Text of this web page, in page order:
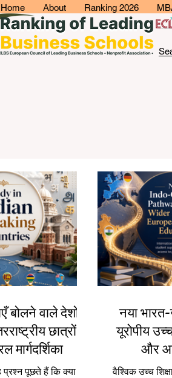
Home About Ranking 2026
बोलने वाले देशों में
छात्रों के
मार्गदर्शिका
पूछते हैं कि क्या
नया भारत-
यूरोपीय
और
वैश्विक उच्च